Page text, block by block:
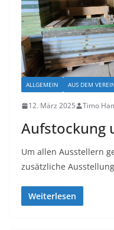
ALLGEMEIN AUS DEM
12. März 2025 Timo
Aufstockung
Um allen Ausstellern
zusätzliche
Weiterlesen